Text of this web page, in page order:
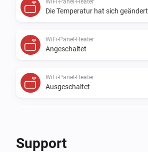
Die Temperatur hat sich geändert
WiFi-Panel-Heater
Angeschaltet
WiFi-Panel-Heater
Ausgeschaltet
Support